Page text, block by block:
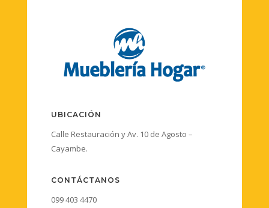
UBICACIÓN
Calle Restauración y Av. 10 de Agosto –
Cayambe.
CONTÁCTANOS
099 403 4470